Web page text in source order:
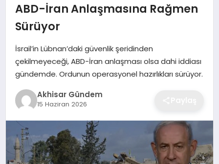
TEKNOLOJI
ABD-İran Anlaşmasına Rağmen
Sürüyor
İsrail’in Lübnan’daki güvenlik şeridinden
çekilmeyeceği, ABD-İran anlaşması olsa dahi iddiası
gündemde. Ordunun operasyonel hazırlıkları sürüyor.
Akhisar Gündem
15 Haziran 2026